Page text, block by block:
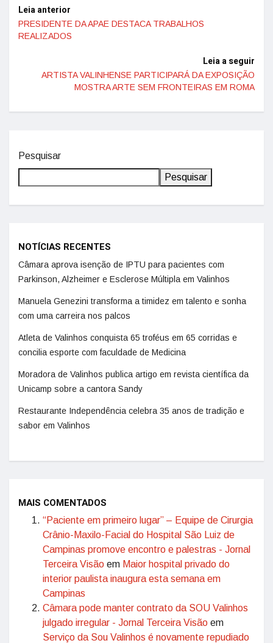
Leia anterior
PRESIDENTE DA APAE DESTACA TRABALHOS
REALIZADOS
Leia a seguir
ARTISTA VALINHENSE PARTICIPARÁ DA EXPOSIÇÃO
MOSTRA ARTE SEM FRONTEIRAS EM ROMA
Pesquisar
Pesquisar
NOTÍCIAS RECENTES
Câmara aprova isenção de IPTU para pacientes com
Parkinson, Alzheimer e Esclerose Múltipla em Valinhos
Manuela Genezini transforma a timidez em talento e sonha
com uma carreira nos palcos
Atleta de Valinhos conquista 65 troféus em 65 corridas e
concilia esporte com faculdade de Medicina
Moradora de Valinhos publica artigo em revista científica da
Unicamp sobre a cantora Sandy
Restaurante Independência celebra 35 anos de tradição e
sabor em Valinhos
MAIS COMENTADOS
“Paciente em primeiro lugar” – Equipe de Cirurgia
Crânio-Maxilo-Facial do Hospital São Luiz de
Campinas promove encontro e palestras - Jornal
Terceira Visão em Maior hospital privado do
interior paulista inaugura esta semana em
Campinas
Câmara pode manter contrato da SOU Valinhos
julgado irregular - Jornal Terceira Visão em
Serviço da Sou Valinhos é novamente repudiado